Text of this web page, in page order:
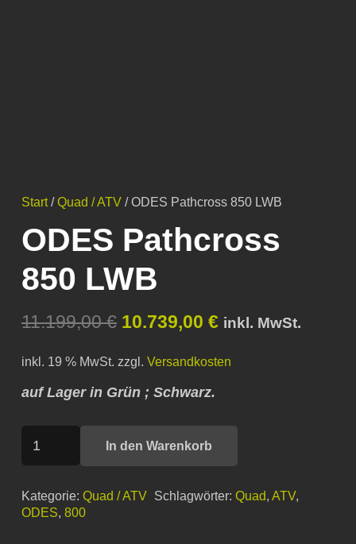
Start/Quad / ATV / ODES Pathcross 850 LWB
ODES Pathcross
850 LWB
11.199,00€ Ursprünglicher
war:
11.199,00 €
10.739,00 €Aktueller
ist:
inkl. MwSt.
inkl. 19 % MwSt. zzgl. Versandkosten
auf Lager in Grün ; Schwarz.
LWB
In den Warenkorb
Kategorie: Quad / ATV Schlagwörter:Quad ATV,
ODES 800